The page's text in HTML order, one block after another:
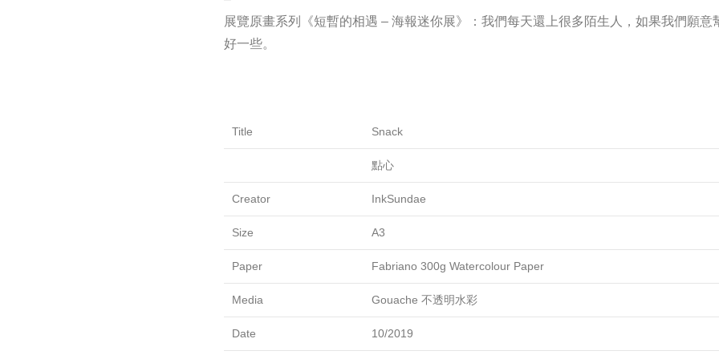
展覽原畫系列《短暫的相遇 – 海報迷你展》：我們每天還上很多陌生人，如果我們願意
好一些。
Title Snack
點心
Creator InkSundae
Size A3
Paper Fabriano 300g Watercolour Paper
Media Gouache 不透明水彩
Date 10/2019